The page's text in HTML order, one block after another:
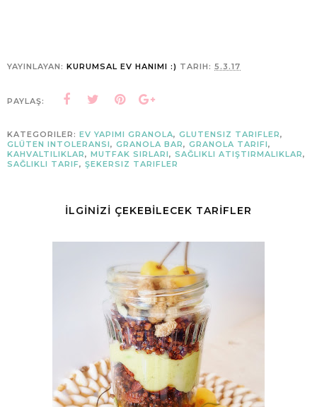
YAYINLAYAN: KURUMSAL EV HANIMI :) TARIH: 5.3.17
PAYLAŞ:
KATEGORILER: EV YAPIMI GRANOLA, GLUTENSIZ TARIFLER,
GLÜTEN INTOLERANSI, GRANOLA BAR, GRANOLA TARIFI,
KAHVALTILIKLAR, MUTFAK SIRLARI, SAĞLIKLI ATIŞTIRMALIKLAR,
SAĞLIKLI TARIF, ŞEKERSIZ TARIFLER
İLGİNİZİ ÇEKEBİLECEK TARİFLER